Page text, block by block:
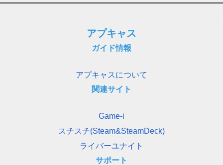
アプキャス
ガイド情報
アプキャスについて
関連サイト
Game-i
スチスチ(Steam&SteamDeck)
ライバーユナイト
サポート